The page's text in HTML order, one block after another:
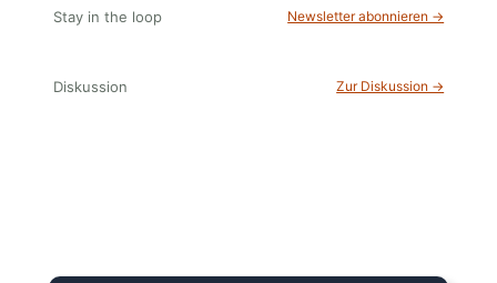
Stay in the loop Newsletter abonnieren →
Diskussion Zur Diskussion →